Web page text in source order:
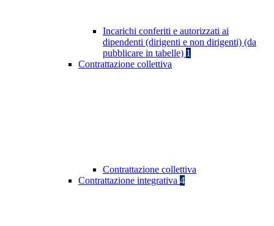
Incarichi conferiti e autorizzati ai
dipendenti (dirigenti e non dirigenti) (da
pubblicare in tabelle) 1
Contrattazione collettiva
Contrattazione collettiva
Contrattazione integrativa 4